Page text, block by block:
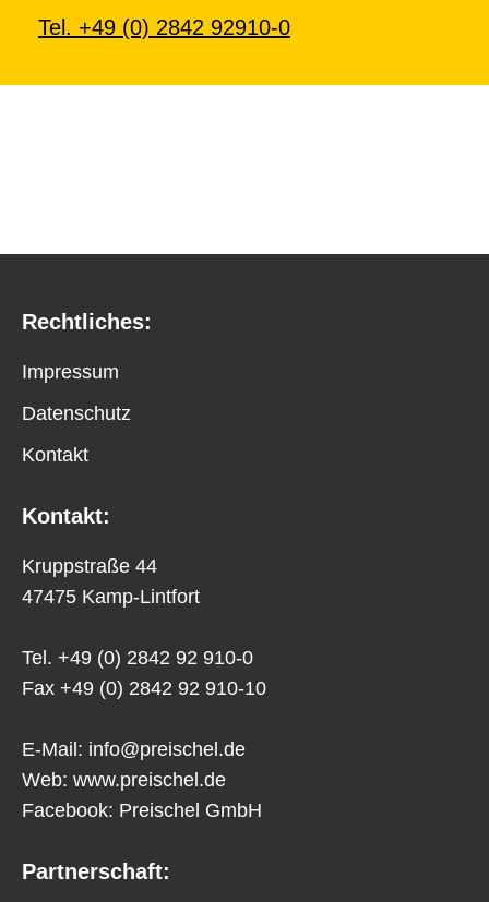
Tel. +49 (0) 2842 92910-0
Rechtliches:
Impressum
Datenschutz
Kontakt
Kontakt:
Kruppstraße 44
47475 Kamp-Lintfort
Tel. +49 (0) 2842 92 910-0
Fax +49 (0) 2842 92 910-10
E-Mail: info@preischel.de
Web: www.preischel.de
Facebook: Preischel GmbH
Partnerschaft: